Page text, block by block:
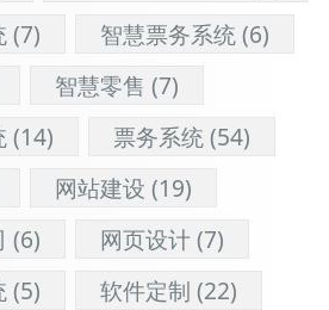
(7) 智慧票务系统(6)
智慧零售 (7)
(14) 票务系统(54)
网站建设 (19)
(6) 网页设计(7)
(5) 软件定制 (22)